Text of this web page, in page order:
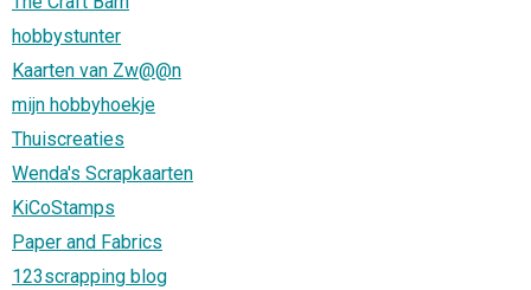
hobbystunter
Kaarten van Zw@@n
mijn hobbyhoekje
Thuiscreaties
Wenda's Scrapkaarten
KiCoStamps
Paper and Fabrics
123scrapping blog